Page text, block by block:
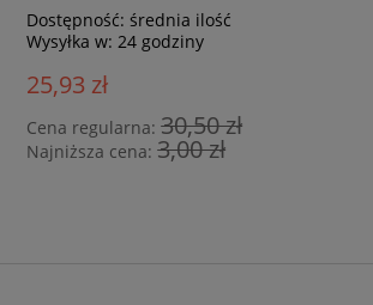
Dostępność: średnia ilość
Wysyłka w: 24 godziny
25,93 zł
Cena regularna:30,50 zł
Najniższa cena:3,00 zł